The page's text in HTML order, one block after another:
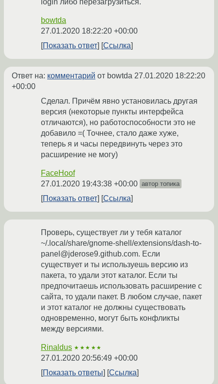
login либо перезагрузиться.
bowtda
27.01.2020 18:22:20 +00:00
Показать ответ
Ссылка
Ответ на: комментарий от bowtda 27.01.2020 18:22:20
+00:00
Сделал. Причём явно установилась другая
версия (некоторые пункты интерфейса
отличаются), но работоспособности это не
добавило =( Точнее, стало даже хуже,
теперь я и часы передвинуть через это
расширение не могу)
FaceHoof
27.01.2020 19:43:38 +00:00 автор топика
Показать ответ Ссылка
Проверь, существует ли у тебя каталог
~/.local/share/gnome-shell/extensions/dash-to-
panel@jderose9.github.com. Если
существует и ты используешь версию из
пакета, то удали этот каталог. Если ты
предпочитаешь использовать расширение с
сайта, то удали пакет. В любом случае, пакет
и этот каталог не должны существовать
одновременно, могут быть конфликты
между версиями.
Rinaldus ★★★★★
27.01.2020 20:56:49 +00:00
Показать ответы
Ссылка